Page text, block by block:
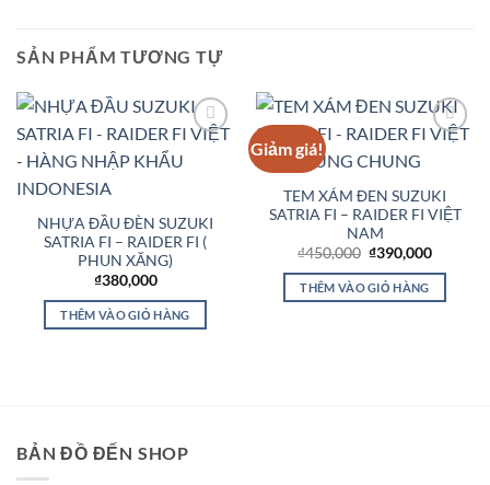
SẢN PHẨM TƯƠNG TỰ
Add to
Wishlist
NHỰA ĐẦU ĐÈN SUZUKI
SATRIA FI – RAIDER FI (
PHUN XĂNG)
₫380,000
THÊM VÀO GIỎ HÀNG
Giảm giá!
Add to
Wishlist
TEM XÁM ĐEN SUZUKI
SATRIA FI – RAIDER FI VIỆT
NAM
₫450,000 Giá
là:
₫450,000.
₫390,000Giá
tại
THÊM VÀO GIỎ HÀNG
BẢN ĐỒ ĐẾN SHOP